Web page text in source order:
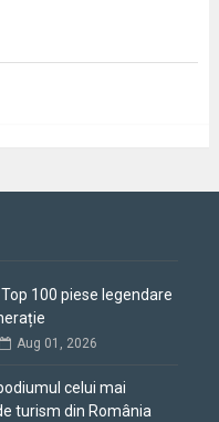
100 piese legendare
Aug 01, 2026
celui mai
turism din România